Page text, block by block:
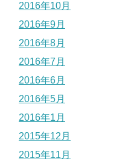
2016年10月
2016年9月
2016年8月
2016年7月
2016年6月
2016年5月
2016年1月
2015年12月
2015年11月